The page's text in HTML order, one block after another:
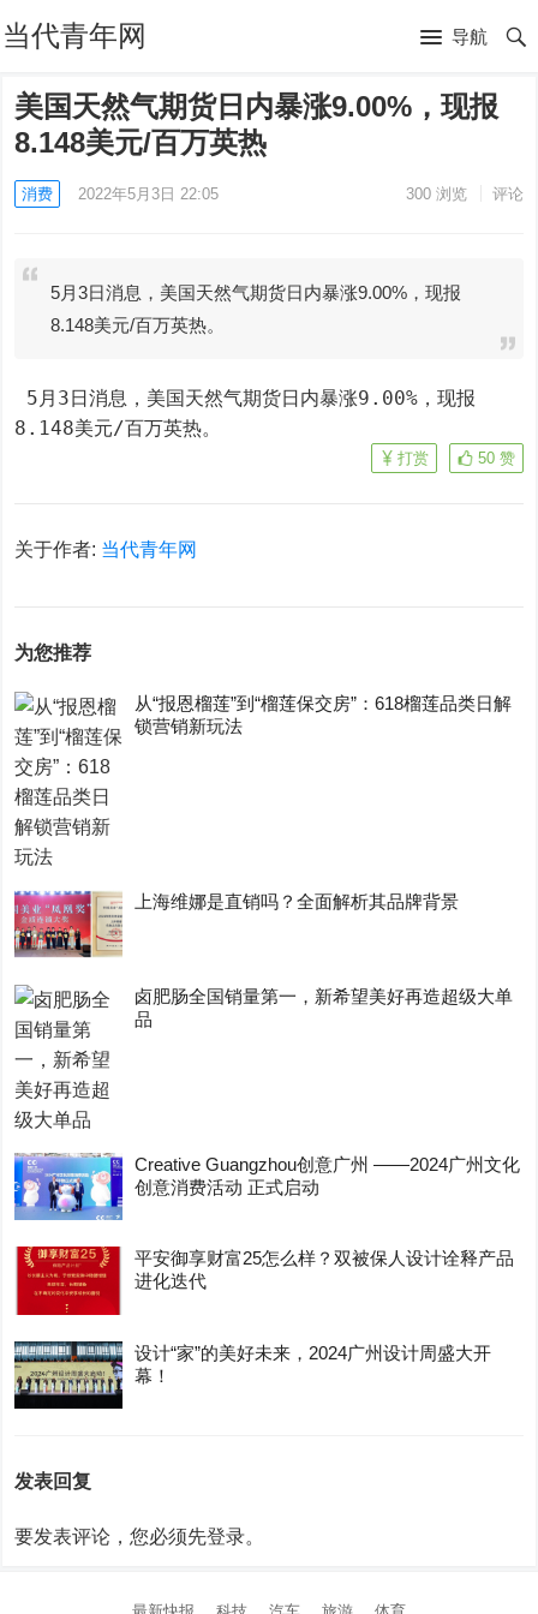
当代青年网 导航
美国天然气期货日内暴涨9.00%，现报
8.148美元/百万英热
消费 2022年5月3日 22:05 300浏览 评论
5月3日消息，美国天然气期货日内暴涨9.00%，现报
8.148美元/百万英热。
8.148美元/百万英热。
50 赞
打赏
关于作者: 当代青年网
为您推荐
从“报恩榴莲”到“榴莲保交房”：618榴莲品类日解
锁营销新玩法
上海维娜是直销吗？全面解析其品牌背景
卤肥肠全国销量第一，新希望美好再造超级大单
品
Creative Guangzhou创意广州 ——2024广州文化
创意消费活动 正式启动
平安御享财富25怎么样？双被保人设计诠释产品
进化迭代
设计“家”的美好未来，2024广州设计周盛大开
幕！
发表回复
要发表评论，您必须先登录。